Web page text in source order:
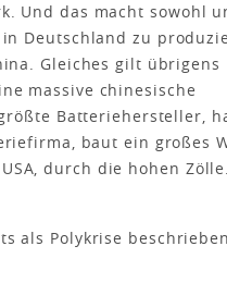
Und das macht sowohl
Deutschland zu
Gleiches gilt übrigens
massive chinesische
Batteriehersteller,
baut ein großes
durch die hohen
als Polykrise